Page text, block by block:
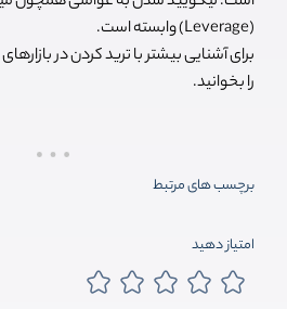
(Leverage) وابسته است.
برای آشنایی بیشتر با ترید کردن در
را بخوانید.
برچسب های مرتبط
امتیاز دهید